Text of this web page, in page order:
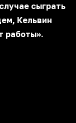
сыграть
Кельвин
работы».